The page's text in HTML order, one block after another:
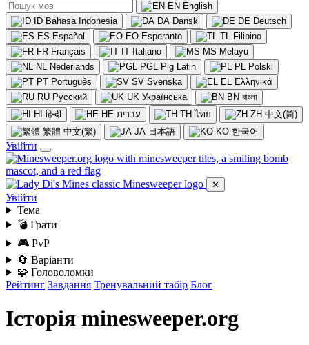
EN English
ID Bahasa Indonesia DA Dansk DE Deutsch
ES Español EO Esperanto TL Filipino
FR Français IT Italiano MS Melayu
NL Nederlands PGL Pig Latin PL Polski
PT Português SV Svenska EL Ελληνικά
RU Русский UK Українська BN বাংলা
HI हिन्दी HE עברית TH ไทย ZH 中文(简)
繁體 中文(繁) JA 日本語 KO 한국어
Увійти
✕
Увійти
Тема
💣 Грати
🎮 PvP
🔄 Варіанти
🧩 Головоломки
Рейтинг Завдання Тренувальний табір Блог
Історія minesweeper.org